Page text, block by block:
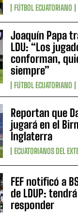
FÚTBOL ECUATORIANO
Joaquín Papa
LDU: “Los
conforman,
siempre”
FÚTBOL ECUATORIANO
Reportan que
jugará en el
Inglaterra
ECUATORIANOS DEL
FEF notificó a
de LDUP:
responder